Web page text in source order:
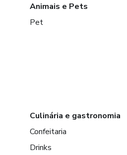
Animais e Pets
Pet
Culinária e gastronomia
Confeitaria
Drinks